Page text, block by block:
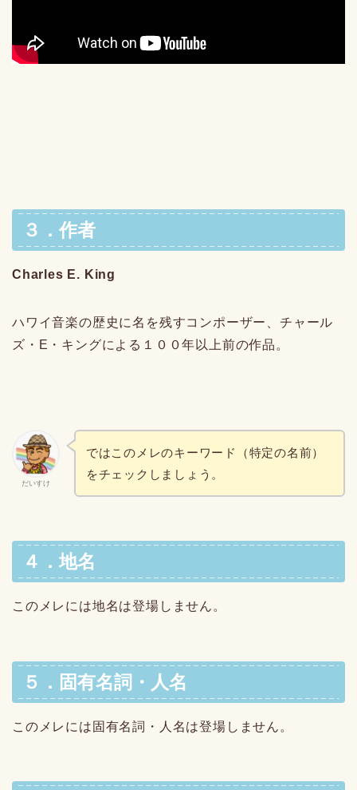
３．作者
Charles E. King
ハワイ音楽の歴史に名を残すコンポーザー、チャール
ズ・E・キングによる１００年以上前の作品。
だいすけ
ではこのメレのキーワード（特定の名前）
をチェックしましょう。
４．地名
このメレには地名は登場しません。
５．固有名詞・人名
このメレには固有名詞・人名は登場しません。